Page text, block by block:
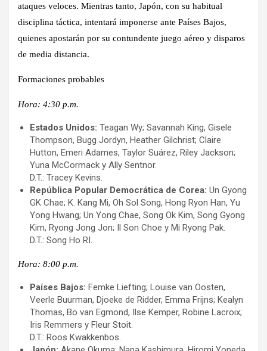
ataques veloces. Mientras tanto, Japón, con su habitual
disciplina táctica, intentará imponerse ante Países Bajos,
quienes apostarán por su contundente juego aéreo y disparos
de media distancia.
Formaciones probables
Hora: 4:30 p.m.
Estados Unidos: Teagan Wy; Savannah King, Gisele
Thompson, Bugg Jordyn, Heather Gilchrist; Claire
Hutton, Emeri Adames, Taylor Suárez, Riley Jackson;
Yuna McCormack y Ally Sentnor.
D.T.: Tracey Kevins.
República Popular Democrática de Corea: Un Gyong
GK Chae; K. Kang Mi, Oh Sol Song, Hong Ryon Han, Yu
Yong Hwang; Un Yong Chae, Song Ok Kim, Song Gyong
Kim, Ryong Jong Jon; Il Son Choe y Mi Ryong Pak.
D.T.: Song Ho RI.
Hora: 8:00 p.m.
Países Bajos: Femke Liefting; Louise van Oosten,
Veerle Buurman, Djoeke de Ridder, Emma Frijns; Kealyn
Thomas, Bo van Egmond, Ilse Kemper, Robine Lacroix;
Iris Remmers y Fleur Stoit.
D.T.: Roos Kwakkenbos.